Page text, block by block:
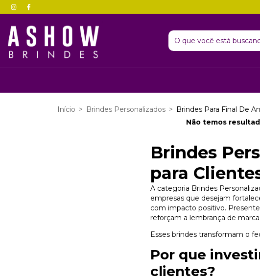
Início > Brindes Personalizados > Brindes Para Final De
Não temos
Brindes
para
A categoria Brindes
empresas que desejam
com impacto positivo.
reforçam a lembrança de marca.
Esses brindes transformam o
Por que
clientes?